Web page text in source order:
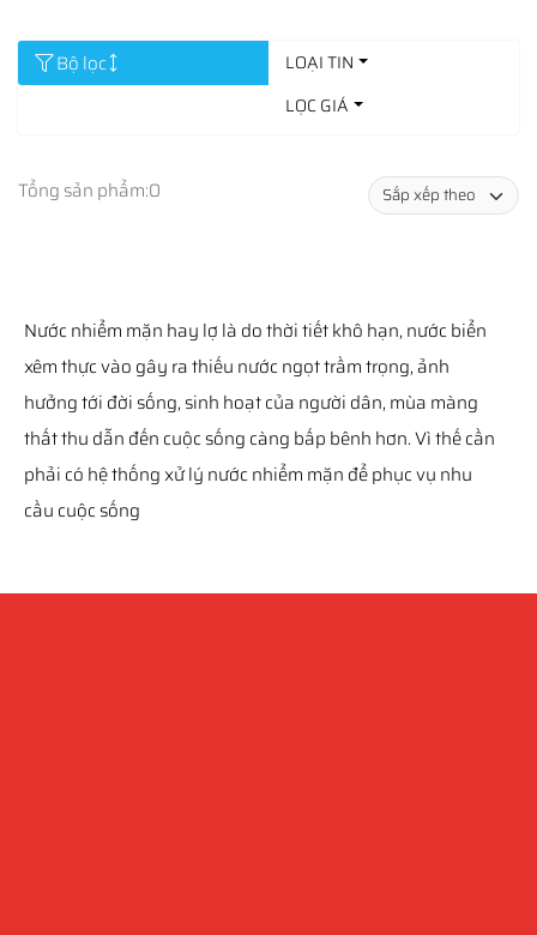
Bộ lọc
LOẠI TIN
LỌC GIÁ
Tổng sản phẩm:0
Nước nhiểm mặn hay lợ là do thời tiết khô hạn, nước biển
xêm thực vào gây ra thiếu nước ngọt trầm trọng, ảnh
hưởng tới đời sống, sinh hoạt của người dân, mùa màng
thất thu dẫn đến cuộc sống càng bấp bênh hơn. Vì thế cần
phải có hệ thống xử lý nước nhiểm mặn để phục vụ nhu
cầu cuộc sống